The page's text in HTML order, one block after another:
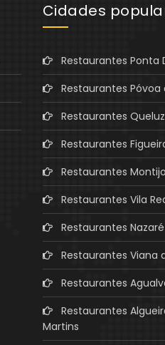
Cidades
Restaurantes Ponta
Restaurantes Póvoa
Restaurantes Queluz
Restaurantes
Restaurantes Montijo
Restaurantes Vila
Restaurantes Nazaré
Restaurantes Viana
Restaurantes
Restaurantes
Martins